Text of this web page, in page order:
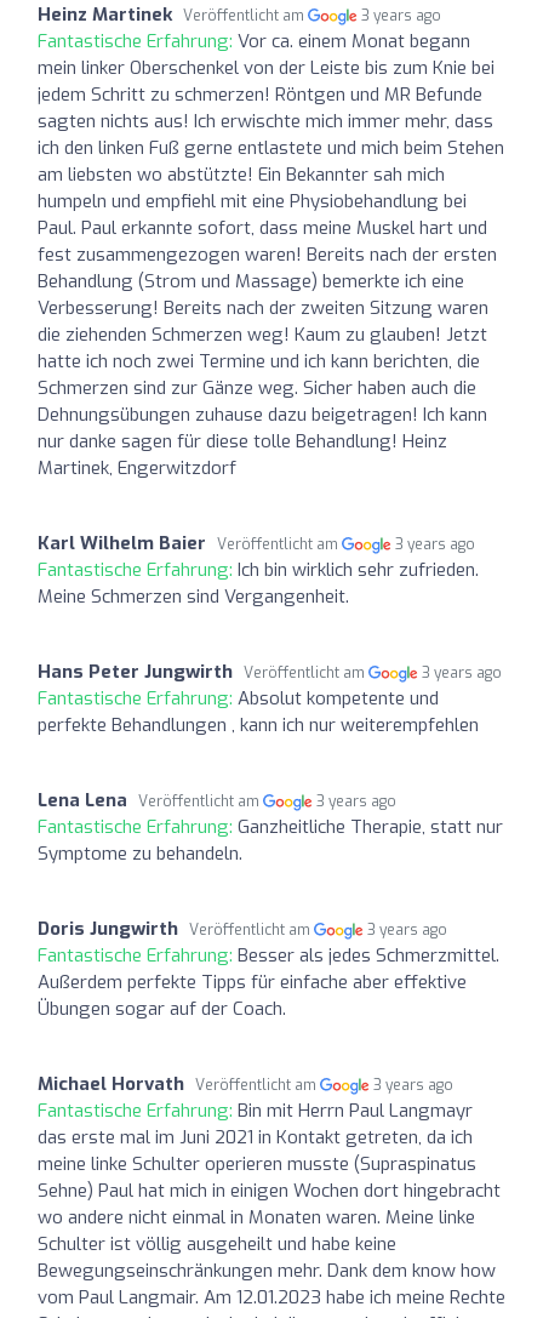
Heinz Martinek Veröffentlicht am 3 years ago
Fantastische Erfahrung: Vor ca. einem Monat begann
mein linker Oberschenkel von der Leiste bis zum Knie bei
jedem Schritt zu schmerzen! Röntgen und MR Befunde
sagten nichts aus! Ich erwischte mich immer mehr, dass
ich den linken Fuß gerne entlastete und mich beim Stehen
am liebsten wo abstützte! Ein Bekannter sah mich
humpeln und empfiehl mit eine Physiobehandlung bei
Paul. Paul erkannte sofort, dass meine Muskel hart und
fest zusammengezogen waren! Bereits nach der ersten
Behandlung (Strom und Massage) bemerkte ich eine
Verbesserung! Bereits nach der zweiten Sitzung waren
die ziehenden Schmerzen weg! Kaum zu glauben! Jetzt
hatte ich noch zwei Termine und ich kann berichten, die
Schmerzen sind zur Gänze weg. Sicher haben auch die
Dehnungsübungen zuhause dazu beigetragen! Ich kann
nur danke sagen für diese tolle Behandlung! Heinz
Martinek, Engerwitzdorf
Karl Wilhelm Baier Veröffentlicht am 3 years ago
Fantastische Erfahrung: Ich bin wirklich sehr zufrieden.
Meine Schmerzen sind Vergangenheit.
Hans Peter Jungwirth Veröffentlicht am 3 years ago
Fantastische Erfahrung: Absolut kompetente und
perfekte Behandlungen , kann ich nur weiterempfehlen
Lena Lena Veröffentlicht am 3 years ago
Fantastische Erfahrung: Ganzheitliche Therapie, statt nur
Symptome zu behandeln.
Doris Jungwirth Veröffentlicht am 3 years ago
Fantastische Erfahrung: Besser als jedes Schmerzmittel.
Außerdem perfekte Tipps für einfache aber effektive
Übungen sogar auf der Coach.
Michael Horvath Veröffentlicht am 3 years ago
Fantastische Erfahrung: Bin mit Herrn Paul Langmayr
das erste mal im Juni 2021 in Kontakt getreten, da ich
meine linke Schulter operieren musste (Supraspinatus
Sehne) Paul hat mich in einigen Wochen dort hingebracht
wo andere nicht einmal in Monaten waren. Meine linke
Schulter ist völlig ausgeheilt und habe keine
Bewegungseinschränkungen mehr. Dank dem know how
vom Paul Langmair. Am 12.01.2023 habe ich meine Rechte